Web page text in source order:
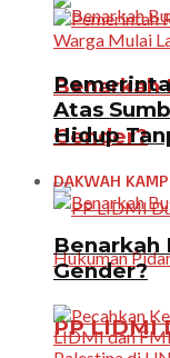
Benarkah
Gender?
PP LIDMI
Atas
Hidup
DAKWAH
Benarkah
Gender?